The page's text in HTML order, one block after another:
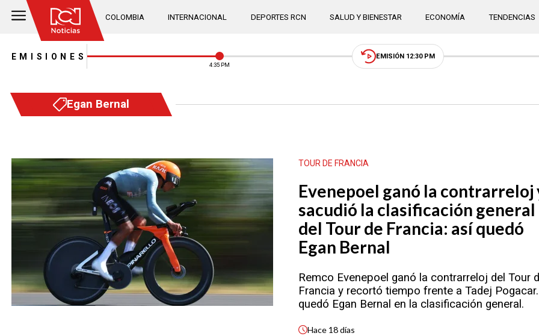
COLOMBIA INTERNACIONAL DEPORTES RCN SALUD Y BIENESTAR ECONOMÍA TENDENCIAS
EMISIONES
4:35 PM
EMISIÓN 12:30 PM
Egan Bernal
TOUR DE FRANCIA
Evenepoel ganó la contrarreloj
sacudió la clasificación general
del Tour de Francia: así quedó
Egan Bernal
Remco Evenepoel ganó la contrarreloj del Tour
Francia y recortó tiempo frente a Tadej
quedó Egan Bernal en la clasificación general.
Hace 18 días